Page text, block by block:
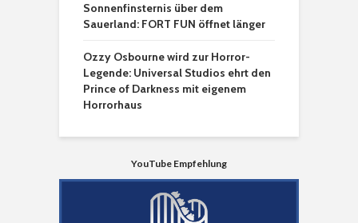
Sonnenfinsternis über dem
Sauerland: FORT FUN öffnet länger
Ozzy Osbourne wird zur Horror-
Legende: Universal Studios ehrt den
Prince of Darkness mit eigenem
Horrorhaus
YouTube Empfehlung